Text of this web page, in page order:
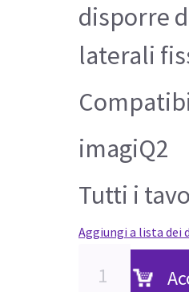
disporre
laterali
imagiQ2
Tutti i
Aggiungi a lista dei